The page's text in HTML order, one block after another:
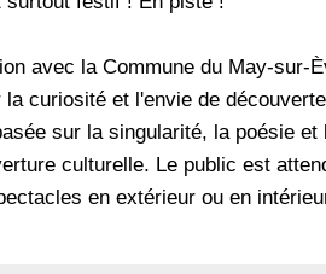
avec la Commune du May-sur-
curiosité et l'envie de
sur la singularité, la poésie
culturelle. Le public est
en extérieur ou en